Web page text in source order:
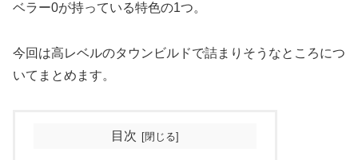
ベラー0が持っている特色の1つ。
今回は高レベルのタウンビルドで詰まりそうなところにつ
いてまとめます。
目次